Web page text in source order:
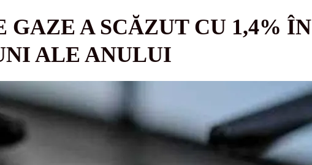
GAZE A SCĂZUT CU 1,4% ÎN
ALE ANULUI